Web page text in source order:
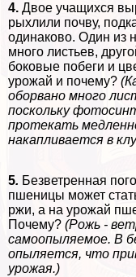
4. Двое учащихся
рыхлили почву,
одинаково. Один из
много листьев,
боковые побеги и
урожай и почему?
оборвано много
поскольку
протекать
накапливается в
5. Безветренная
пшеницы может
ржи, а на урожай
Почему? (Рожь -
самоопыляемое. В
опыляется, что
урожая.)